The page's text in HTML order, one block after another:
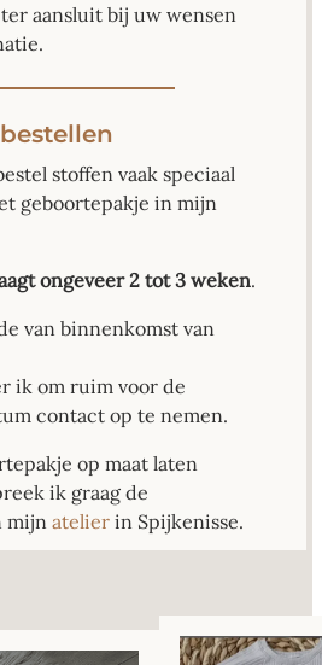
aansluit bij uw wensen
stoffen vaak speciaal
geboortepakje in mijn
ongeveer 2 tot 3 weken.
van binnenkomst van
ik om ruim voor de
contact op te nemen.
op maat laten
ik graag de
mijnatelierin Spijkenisse.